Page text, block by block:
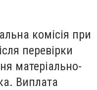
комісія при
перевірки
матеріально-
Виплата